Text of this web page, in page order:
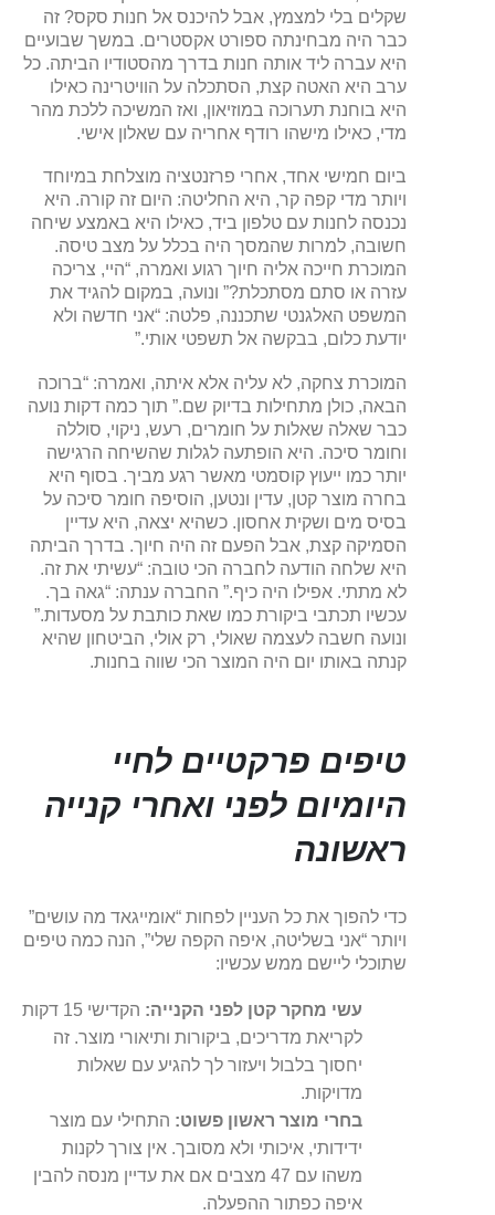
שקלים בלי למצמץ, אבל להיכנס אל חנות סקס? זה
כבר היה מבחינתה ספורט אקסטרים. במשך שבועיים
היא עברה ליד אותה חנות בדרך מהסטודיו הביתה. כל
ערב היא האטה קצת, הסתכלה על הוויטרינה כאילו
היא בוחנת תערוכה במוזיאון, ואז המשיכה ללכת מהר
מדי, כאילו מישהו רודף אחריה עם שאלון אישי.
ביום חמישי אחד, אחרי פרזנטציה מוצלחת במיוחד
ויותר מדי קפה קר, היא החליטה: היום זה קורה. היא
נכנסה לחנות עם טלפון ביד, כאילו היא באמצע שיחה
חשובה, למרות שהמסך היה בכלל על מצב טיסה.
המוכרת חייכה אליה חיוך רגוע ואמרה, “היי, צריכה
עזרה או סתם מסתכלת?” ונועה, במקום להגיד את
המשפט האלגנטי שתכננה, פלטה: “אני חדשה ולא
יודעת כלום, בבקשה אל תשפטי אותי.”
המוכרת צחקה, לא עליה אלא איתה, ואמרה: “ברוכה
הבאה, כולן מתחילות בדיוק שם.” תוך כמה דקות נועה
כבר שאלה שאלות על חומרים, רעש, ניקוי, סוללה
וחומר סיכה. היא הופתעה לגלות שהשיחה הרגישה
יותר כמו ייעוץ קוסמטי מאשר רגע מביך. בסוף היא
בחרה מוצר קטן, עדין ונטען, הוסיפה חומר סיכה על
בסיס מים ושקית אחסון. כשהיא יצאה, היא עדיין
הסמיקה קצת, אבל הפעם זה היה חיוך. בדרך הביתה
היא שלחה הודעה לחברה הכי טובה: “עשיתי את זה.
לא מתתי. אפילו היה כיף.” החברה ענתה: “גאה בך.
עכשיו תכתבי ביקורת כמו שאת כותבת על מסעדות.”
ונועה חשבה לעצמה שאולי, רק אולי, הביטחון שהיא
קנתה באותו יום היה המוצר הכי שווה בחנות.
טיפים פרקטיים לחיי
היומיום לפני ואחרי קנייה
ראשונה
כדי להפוך את כל העניין לפחות “אומייגאד מה עושים”
ויותר “אני בשליטה, איפה הקפה שלי”, הנה כמה טיפים
שתוכלי ליישם ממש עכשיו:
עשי מחקר קטן לפני הקנייה:
הקדישי 15 דקות
לקריאת מדריכים, ביקורות ותיאורי מוצר. זה
יחסוך בלבול ויעזור לך להגיע עם שאלות
מדויקות.
בחרי מוצר ראשון פשוט: התחילי עם מוצר
ידידותי, איכותי ולא מסובך. אין צורך לקנות
משהו עם 47 מצבים אם את עדיין מנסה להבין
איפה כפתור ההפעלה.